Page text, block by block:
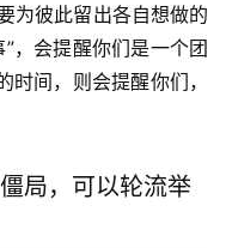
为彼此留出各自想做的
，会提醒你们是一个团
时间，则会提醒你们，
局，可以轮流举